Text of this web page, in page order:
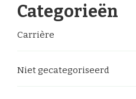
Categorieën
Carrière
Niet gecategoriseerd